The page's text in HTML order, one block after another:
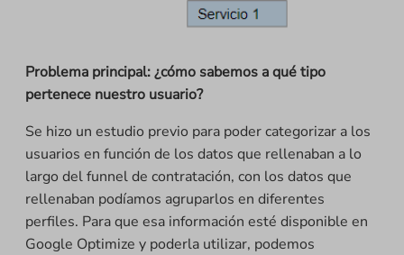
Problema principal:¿cómo sabemos a qué tipo
pertenece nuestro usuario?
Se hizo un estudio previo para poder categorizar a los
usuarios en función de los datos que rellenaban a lo
largo del funnel de contratación, con los datos que
rellenaban podíamos agruparlos en diferentes
perfiles. Para que esa información esté disponible en
Google Optimize y poderla utilizar, podemos